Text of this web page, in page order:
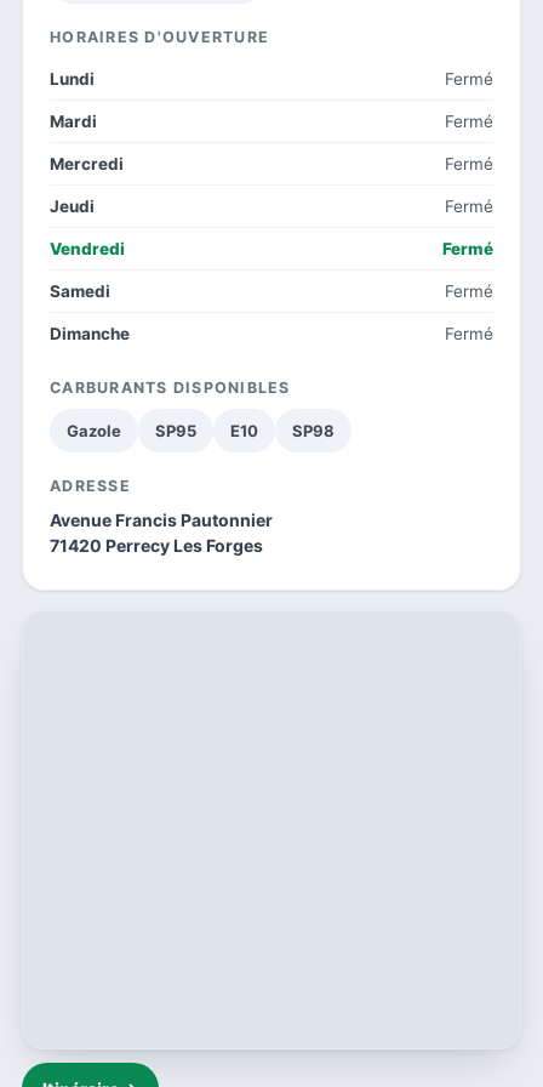
HORAIRES D'OUVERTURE
Lundi Fermé
Mardi Fermé
Mercredi Fermé
Jeudi Fermé
Vendredi Fermé
Samedi Fermé
Dimanche Fermé
CARBURANTS DISPONIBLES
Gazole SP95 E10 SP98
ADRESSE
Avenue Francis Pautonnier
71420 Perrecy Les Forges